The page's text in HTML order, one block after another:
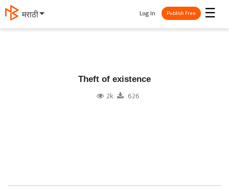
मराठी ☰
Log In Publish Free
Theft of existence
2k 626